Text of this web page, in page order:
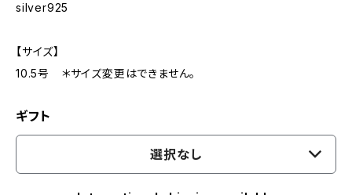
silver925
【サイズ】
10.5号 ＊サイズ変更はできません。
ギフト
選択なし